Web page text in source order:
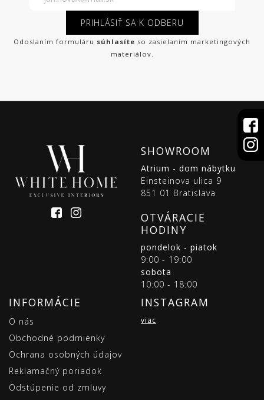
PRIHLÁSIŤ SA K ODBERU
Odoslaním formuláru súhlasíte so zasielaním marketingových
materiálov.
SHOWROOM
Atrium - dom nábytku
Einsteinova ulica 9
851 01 Bratislava
OTVÁRACIE
HODINY
pondelok - piatok
9:00 - 19:00
sobota
10:00 - 18:00
INFORMÁCIE
O nás
Obchodné podmienky
Ochrana osobných údajov
Reklamačný poriadok
Odstúpenie od zmluvy
INSTAGRAM
viac